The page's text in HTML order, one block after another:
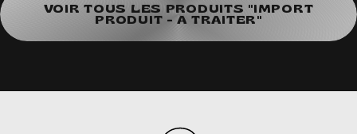
VOIR TOUS LES PRODUITS "IMPORT
PRODUIT - A TRAITER"